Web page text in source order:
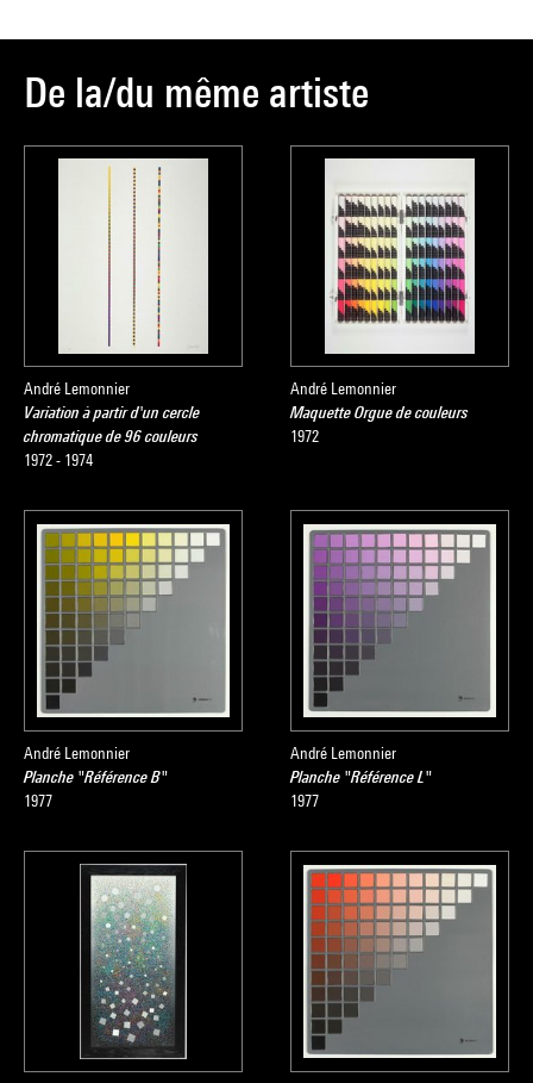
De la/du même artiste
André Lemonnier
Variation à partir d'un cercle
chromatique de 96 couleurs
1972 - 1974
André Lemonnier
Maquette Orgue de couleurs
1972
André Lemonnier
Planche "Référence B"
1977
André Lemonnier
Planche "Référence L"
1977